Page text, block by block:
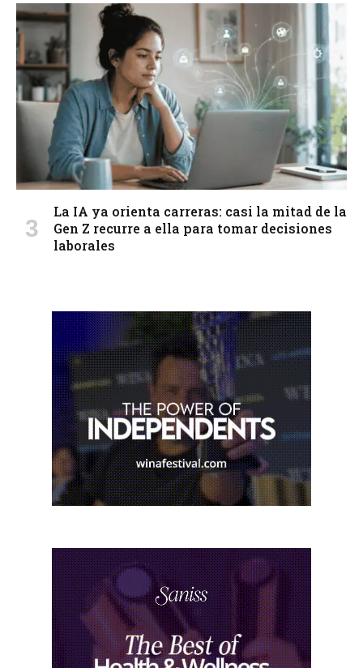
La IA ya orienta carreras: casi la mitad de la
Gen Z recurre a ella para tomar decisiones
laborales